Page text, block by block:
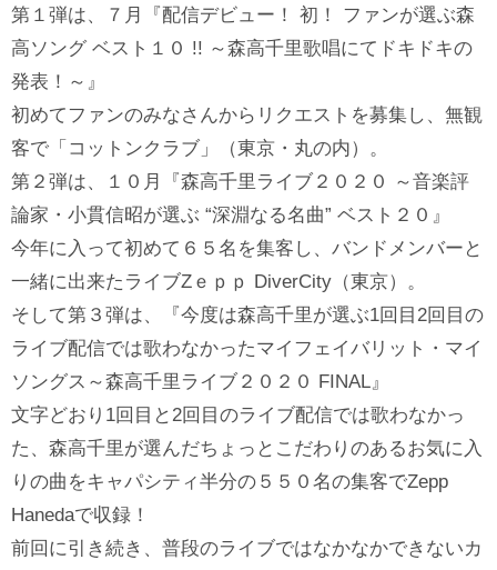
第１弾は、７月『配信デビュー！ 初！ ファンが選ぶ森
高ソング ベスト１０ !! ～森高千里歌唱にてドキドキの
発表！～』
初めてファンのみなさんからリクエストを募集し、無観
客で「コットンクラブ」（東京・丸の内）。
第２弾は、１０月『森高千里ライブ２０２０ ～音楽評
論家・小貫信昭が選ぶ “深淵なる名曲” ベスト２０』
今年に入って初めて６５名を集客し、バンドメンバーと
一緒に出来たライブZｅｐｐ DiverCity（東京）。
そして第３弾は、『今度は森高千里が選ぶ1回目2回目の
ライブ配信では歌わなかったマイフェイバリット・マイ
ソングス～森高千里ライブ２０２０ FINAL』
文字どおり1回目と2回目のライブ配信では歌わなかっ
た、森高千里が選んだちょっとこだわりのあるお気に入
りの曲をキャパシティ半分の５５０名の集客でZepp
Hanedaで収録！
前回に引き続き、普段のライブではなかなかできないカ